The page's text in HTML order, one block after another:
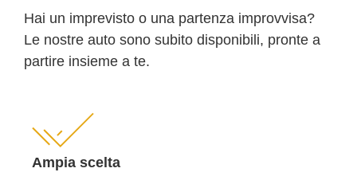
Hai un imprevisto o una partenza improvvisa?
Le nostre auto sono subito disponibili, pronte a
partire insieme a te.
Ampia scelta